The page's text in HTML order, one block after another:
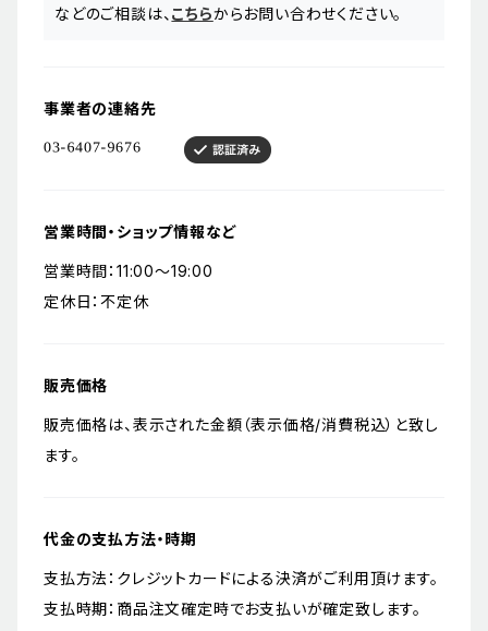
などのご相談は、 こちらからお問い合わせください。
事業者の連絡先
営業時間・ショップ情報など
営業時間：11:00〜19:00
定休日：不定休
販売価格
販売価格は、表示された金額（表示価格/消費税込）と致し
ます。
代金の支払方法・時期
支払方法：クレジットカードによる決済がご利用頂けます。
支払時期：商品注文確定時でお支払いが確定致します。